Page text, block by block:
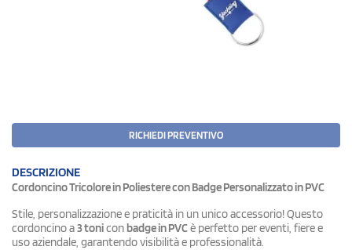
RICHIEDI PREVENTIVO
DESCRIZIONE
Cordoncino Tricolore in Poliestere con Badge Personalizzato in PVC
Stile, personalizzazione e praticità in un unico accessorio! Questo
cordoncino a3 toniconbadge in PVCè perfetto per eventi, fiere e
uso aziendale, garantendo visibilità e professionalità.